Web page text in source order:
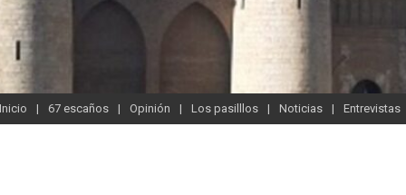
Inicio 67 escaños Opinión Los pasilllos Noticias Entrevistas